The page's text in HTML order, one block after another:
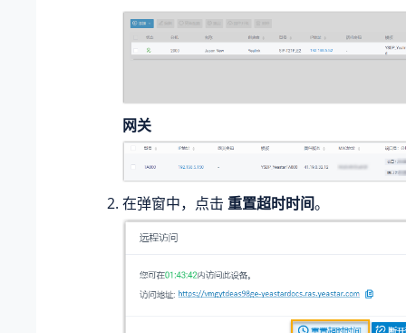
网关
在弹窗中，点击 重置超时时间。